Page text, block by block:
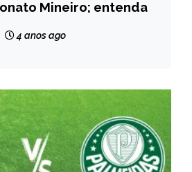
Mineiro; entenda
4 anos ago